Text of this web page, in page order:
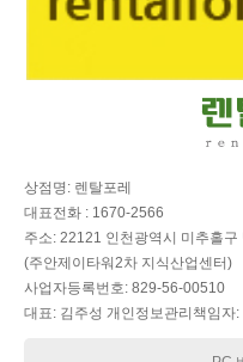
상점명: 렌탈포레
대표전화 : 1670-2566
주소: 22121 인천광역시 미추홀
(주안제이타워2차 지식산업센터)
사업자등록번호: 829-56-00510
대표: 김주성 개인정보관리책임자: